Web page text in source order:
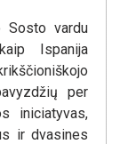
Sosto vardu
Ispanija
per
iniciatyvas,
ir dvasines